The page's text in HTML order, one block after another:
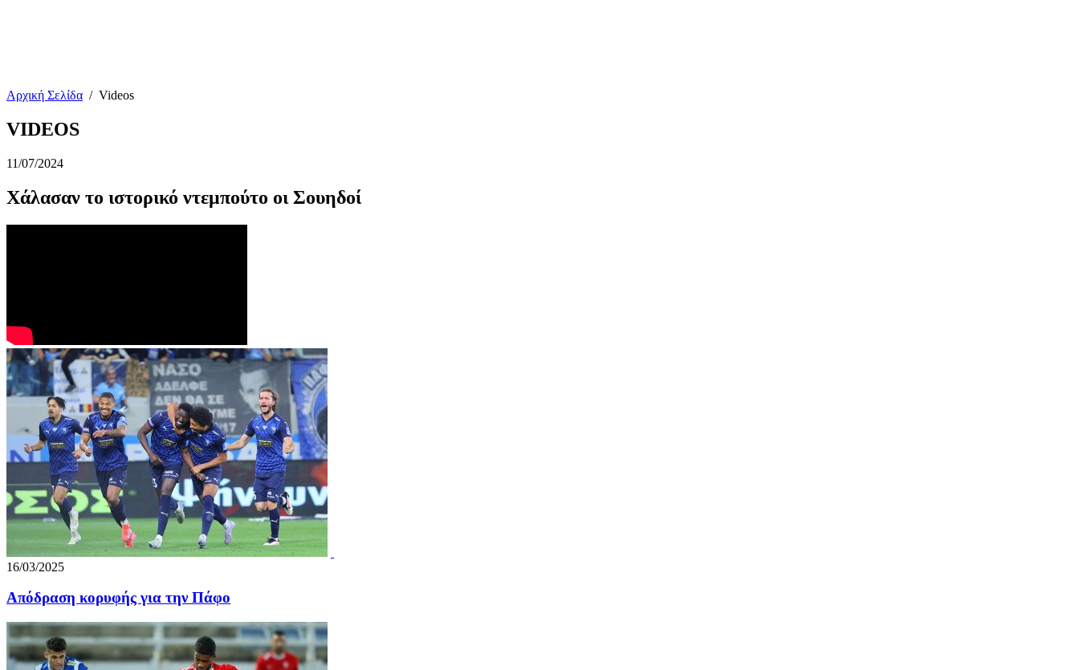
Αρχική Σελίδα / Videos
VIDEOS
11/07/2024
Χάλασαν το ιστορικό ντεμπούτο οι Σουηδοί
16/03/2025
Απόδραση κορυφής για την Πάφο